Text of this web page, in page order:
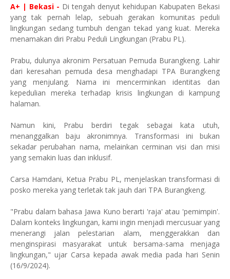
A+ | Bekasi - Di tengah denyut kehidupan Kabupaten Bekasi
yang tak pernah lelap, sebuah gerakan komunitas peduli
lingkungan sedang tumbuh dengan tekad yang kuat. Mereka
menamakan diri Prabu Peduli Lingkungan (Prabu PL).
Prabu, dulunya akronim Persatuan Pemuda Burangkeng. Lahir
dari keresahan pemuda desa menghadapi TPA Burangkeng
yang menjulang. Nama ini mencerminkan identitas dan
kepedulian mereka terhadap krisis lingkungan di kampung
halaman.
Namun kini, Prabu berdiri tegak sebagai kata utuh,
menanggalkan baju akronimnya. Transformasi ini bukan
sekadar perubahan nama, melainkan cerminan visi dan misi
yang semakin luas dan inklusif.
Carsa Hamdani, Ketua Prabu PL, menjelaskan transformasi di
posko mereka yang terletak tak jauh dari TPA Burangkeng.
"Prabu dalam bahasa Jawa Kuno berarti 'raja' atau 'pemimpin'.
Dalam konteks lingkungan, kami ingin menjadi mercusuar yang
menerangi jalan pelestarian alam, menggerakkan dan
menginspirasi masyarakat untuk bersama-sama menjaga
lingkungan," ujar Carsa kepada awak media pada hari Senin
(16/9/2024).